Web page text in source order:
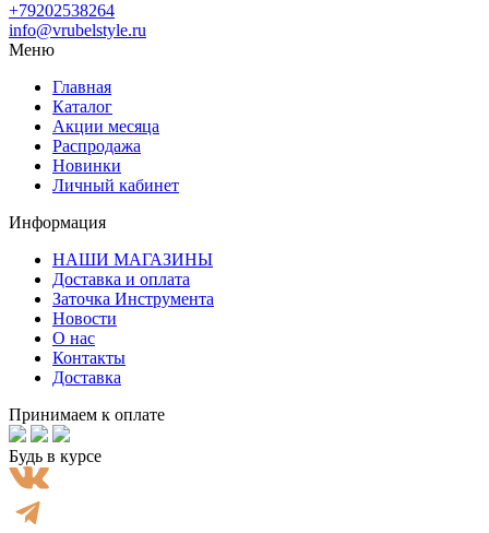
+79202538264
info@vrubelstyle.ru
Меню
Главная
Каталог
Акции месяца
Распродажа
Новинки
Личный кабинет
Информация
НАШИ МАГАЗИНЫ
Доставка и оплата
Заточка Инструмента
Новости
О нас
Контакты
Доставка
Принимаем к оплате
Будь в курсе